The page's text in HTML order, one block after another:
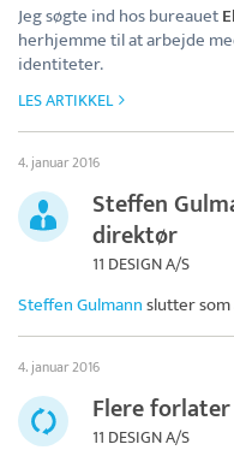
Jeg søgte ind hos bureauet
herhjemme til at arbejde
identiteter.
LES ARTIKKEL
4. januar 2016
Steffen
direktør
11 DESIGN A/S
Steffen Gulmannslutter
4. januar 2016
Flere
11 DESIGN A/S